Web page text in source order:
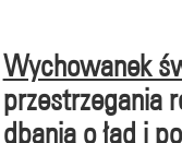
Wychowanek
przestrzegania
dbania o ład i